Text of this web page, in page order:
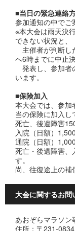
■当日の緊急連絡
参加通知の中でご
※本大会は雨天決
できない状況と、
主催者が判断し
へ6時までに中止
発表し、参加者
います。
■保険加入
本大会では、参加
当の保険に加入し
死亡、後遺障害
入院（日額）
通院（日額）
死亡・後遺障害、
す。
尚、往復途上の補
大会に関するお問
あおぞらマラソン
住所：〒231-